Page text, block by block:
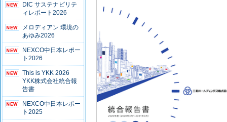
DIC サステナビリテ
ィレポート2026
メロディアン 環境の
あゆみ2026
NEXCO中日本レポー
ト2026
This is YKK 2026
YKK株式会社統合報
告書
NEXCO中日本レポー
ト2025